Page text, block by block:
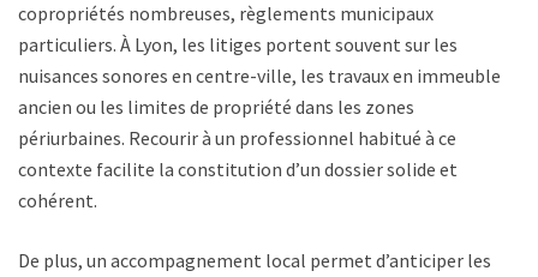
copropriétés nombreuses, règlements municipaux
particuliers. À Lyon, les litiges portent souvent sur les
nuisances sonores en centre-ville, les travaux en immeuble
ancien ou les limites de propriété dans les zones
périurbaines. Recourir à un professionnel habitué à ce
contexte facilite la constitution d’un dossier solide et
cohérent.
De plus, un accompagnement local permet d’anticiper les